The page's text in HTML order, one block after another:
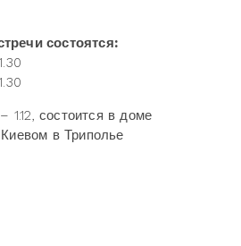
состоятся:
1.12, состоится в доме
в Триполье